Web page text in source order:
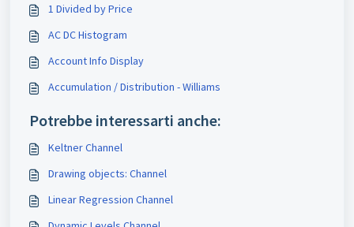
1 Divided by Price
AC DC Histogram
Account Info Display
Accumulation / Distribution - Williams
Potrebbe interessarti anche:
Keltner Channel
Drawing objects: Channel
Linear Regression Channel